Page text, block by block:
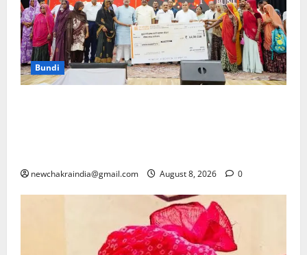
Bundi
newchakraindia@gmail.com August 8, 2026 0